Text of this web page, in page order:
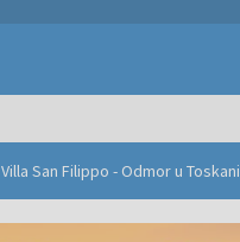
Villa San Filippo - Odmor u Toskani